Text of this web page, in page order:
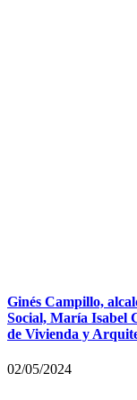
Ginés Campillo,
Social, María Isabel
de Vivienda y
02/05/2024